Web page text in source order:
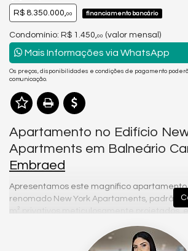
R$ 8.350.000,00 financiamento bancário
Condomínio: R$ 1.450, 00 (valor mensal)
Mais Informações via WhatsApp
Os preços, disponibilidades e condições de pagamento
comunicação.
Apartamento no Edifício
Apartments em Balneário
Embraed
Apresentamos este magnífico
renomado New York Apartaments, padrão
Com quatro suítes elegantemente